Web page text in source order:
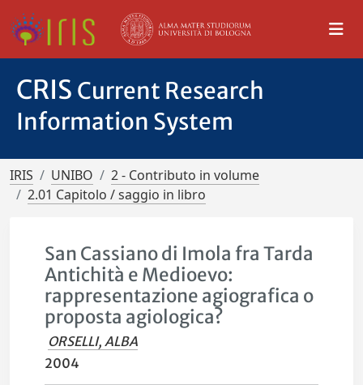
CRIS Current Research
Information System
IRIS UNIBO
2 - Contributo in volume
2.01 Capitolo / saggio in libro
San Cassiano di Imola fra Tarda
Antichità e Medioevo:
rappresentazione agiografica o
proposta agiologica?
ORSELLI, ALBA
2004